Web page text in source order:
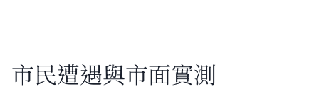
市民遭遇與市面實測